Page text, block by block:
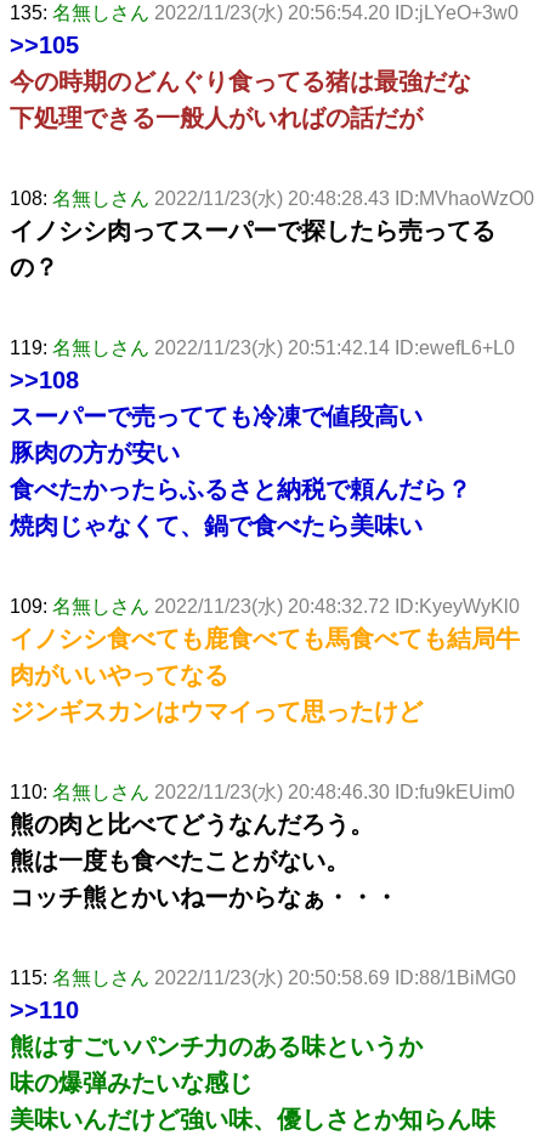
135: 名無しさん 2022/11/23(水) 20:56:54.20 ID:jLYeO+3w0
>>105
今の時期のどんぐり食ってる猪は最強だな
下処理できる一般人がいればの話だが
108: 名無しさん 2022/11/23(水) 20:48:28.43 ID:MVhaoWzO0
イノシシ肉ってスーパーで探したら売ってる
の？
119: 名無しさん 2022/11/23(水) 20:51:42.14 ID:ewefL6+L0
>>108
スーパーで売ってても冷凍で値段高い
豚肉の方が安い
食べたかったらふるさと納税で頼んだら？
焼肉じゃなくて、鍋で食べたら美味い
109: 名無しさん 2022/11/23(水) 20:48:32.72 ID:KyeyWyKl0
イノシシ食べても鹿食べても馬食べても結局牛
肉がいいやってなる
ジンギスカンはウマイって思ったけど
110: 名無しさん 2022/11/23(水) 20:48:46.30 ID:fu9kEUim0
熊の肉と比べてどうなんだろう。
熊は一度も食べたことがない。
コッチ熊とかいねーからなぁ・・・
115: 名無しさん 2022/11/23(水) 20:50:58.69 ID:88/1BiMG0
>>110
熊はすごいパンチ力のある味というか
味の爆弾みたいな感じ
美味いんだけど強い味、優しさとか知らん味